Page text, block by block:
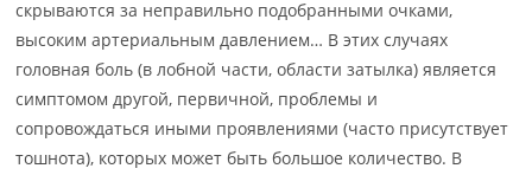
скрываются за неправильно подобранными очками,
высоким артериальным давлением… В этих случаях
головная боль (в лобной части, области затылка) является
симптомом другой, первичной, проблемы и
сопровождаться иными проявлениями (часто присутствует
тошнота), которых может быть большое количество. В